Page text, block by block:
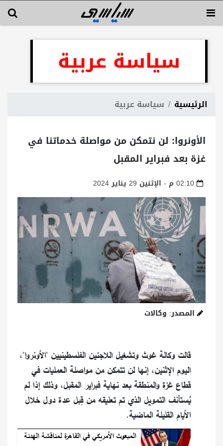
سياسة عربية
الرئيسية سياسة عربية
الأونروا: لن نتمكن من مواصلة خدماتنا في
غزة بعد فبراير المقبل
المصدر: وكالات
قالت وكالة غوث وتشغيل اللاجئين الفلسطينيين "الأونروا"،
اليوم الإثنين، إنها لن تتمكن من مواصلة العمليات في
قطاع غزة والمنطقة بعد نهاية فبراير المقبل، وذلك إذا لم
يُستأنف التمويل الذي تم تعليقه من قِبل عدة دول خلال
الأيام القليلة الماضية.
المبعوث الأمريكي في القاهرة لمناقشة الهدنة